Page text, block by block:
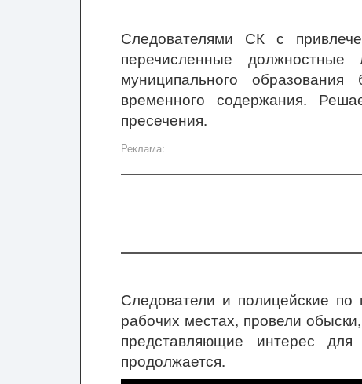
Следователями СК с
перечисленные должностные
муниципального
временного содержания.
пресечения.
Реклама:
Следователи и полицейские
рабочих местах, провели
представляющие интерес для
продолжается.